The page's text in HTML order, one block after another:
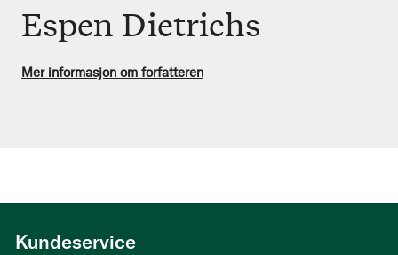
Espen Dietrichs
Mer informasjon om forfatteren
Kundeservice